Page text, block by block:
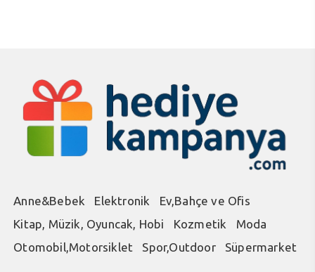
Anne&Bebek Elektronik
Ev,Bahçe ve Ofis
Kitap, Müzik, Oyuncak, Hobi
Kozmetik
Moda
Otomobil,Motorsiklet
Spor,Outdoor Süpermarket